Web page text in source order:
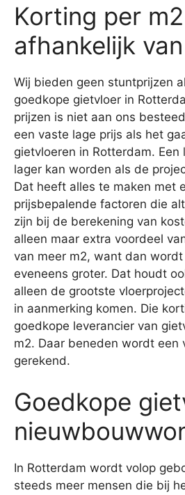
Korting per m2
afhankelijk
Wij bieden geen stuntprijzen
goedkope gietvloer in
prijzen is niet aan ons
een vaste lage prijs als het
gietvloeren in Rotterdam. Een
lager kan worden als de
Dat heeft alles te maken met
prijsbepalende factoren die
zijn bij de berekening van
alleen maar extra voordeel
van meer m2, want dan
eveneens groter. Dat houdt
alleen de grootste
in aanmerking komen. Die
goedkope leverancier van
m2. Daar beneden wordt een
gerekend.
Goedkope
In Rotterdam wordt volop
steeds meer mensen die bij